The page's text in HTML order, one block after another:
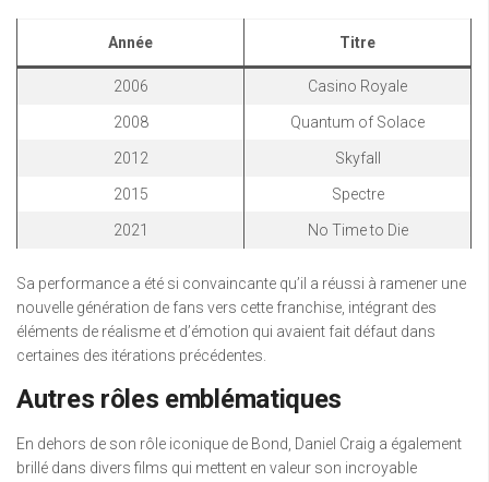
Année Titre
2006 Casino Royale
2008 Quantum of Solace
2012 Skyfall
2015 Spectre
2021 No Time to Die
Sa performance a été si convaincante qu’il a réussi à ramener une
nouvelle génération de fans vers cette franchise, intégrant des
éléments de réalisme et d’émotion qui avaient fait défaut dans
certaines des itérations précédentes.
Autres rôles emblématiques
En dehors de son rôle iconique de Bond, Daniel Craig a également
brillé dans divers films qui mettent en valeur son incroyable